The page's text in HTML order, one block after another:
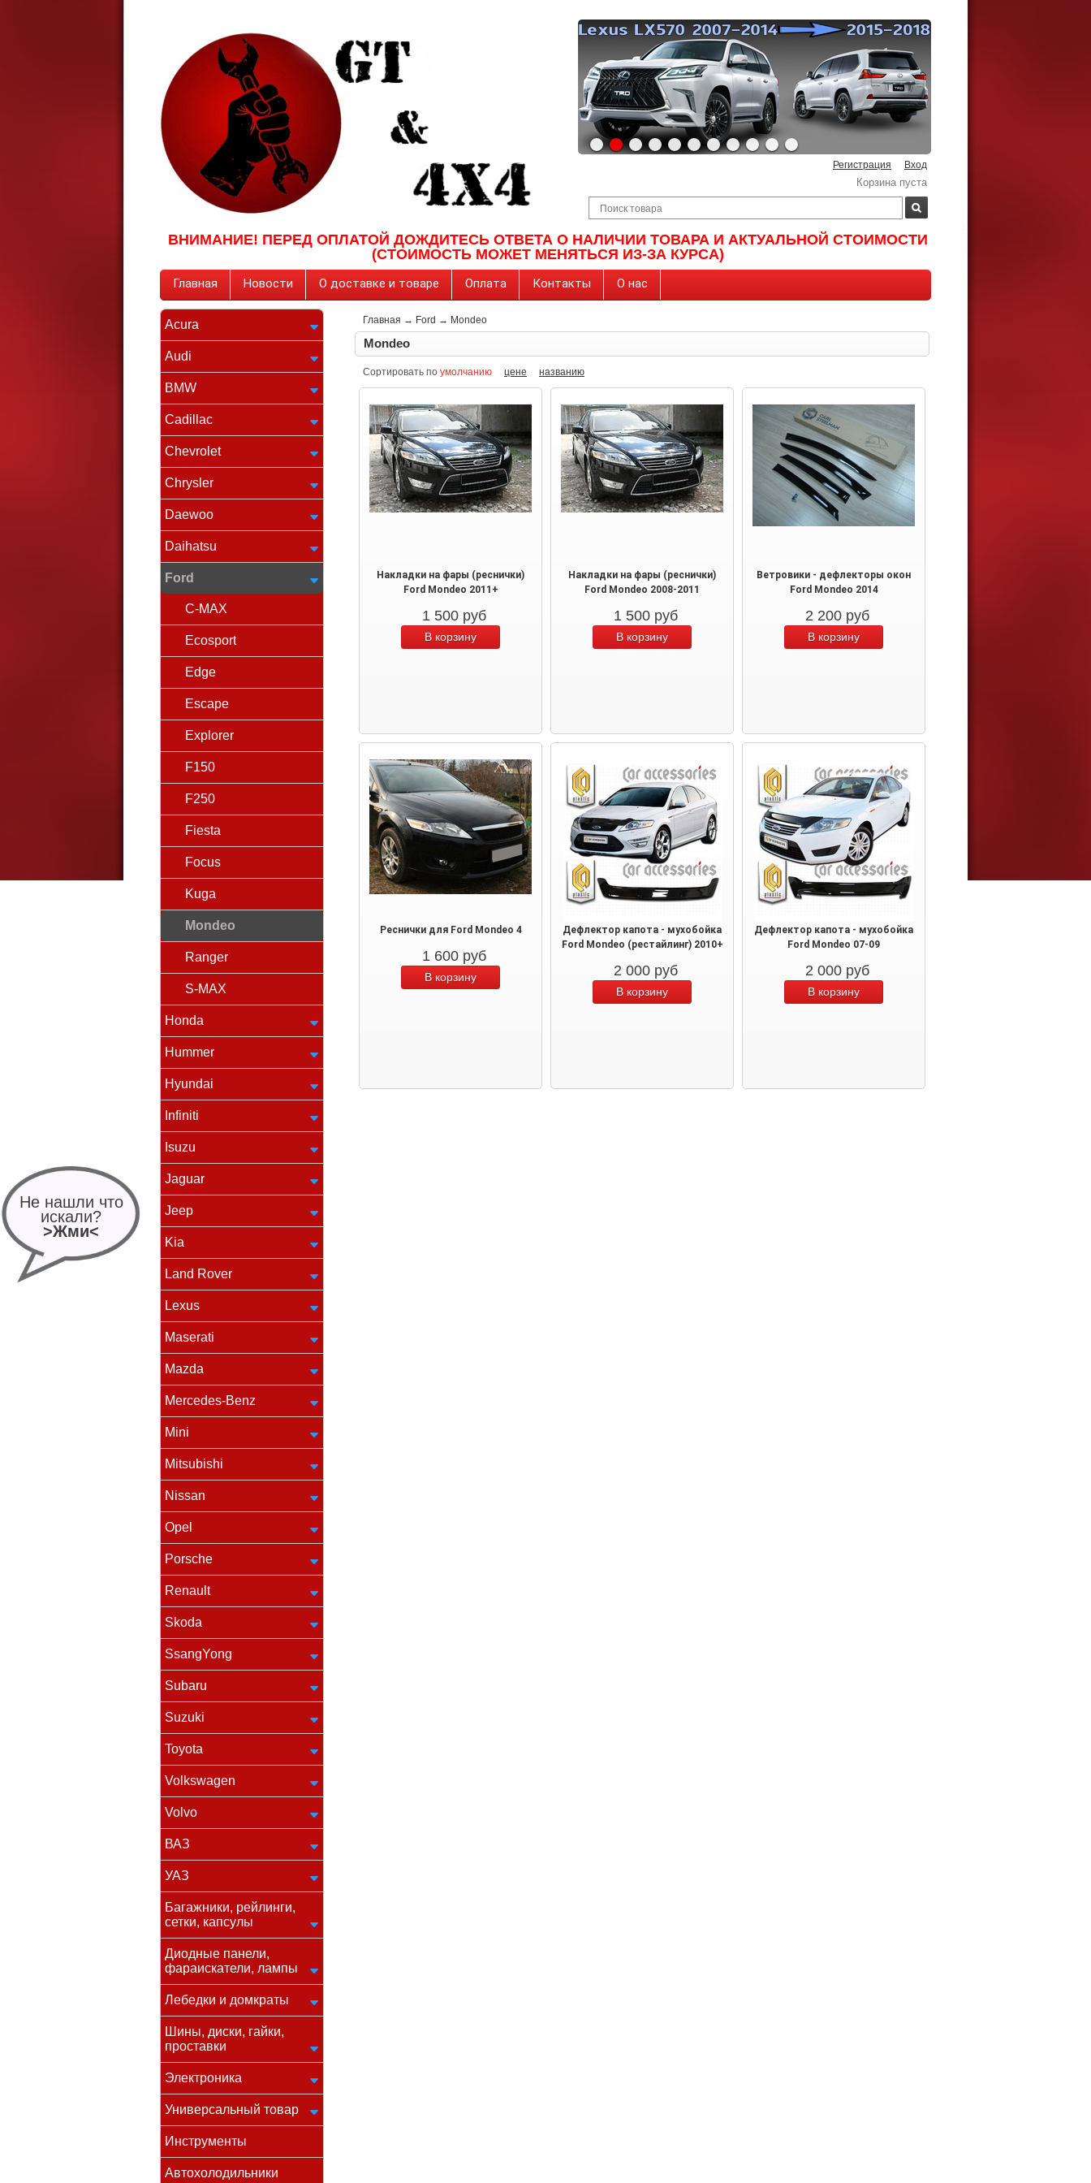
Не нашли что
искали?
>Жми<
Регистрация Вход
Корзина пуста
ВНИМАНИЕ! ПЕРЕД ОПЛАТОЙ ДОЖДИТЕСЬ ОТВЕТА О НАЛИЧИИ ТОВАРА И АКТУАЛЬНОЙ СТОИМОСТИ
(СТОИМОСТЬ МОЖЕТ МЕНЯТЬСЯ ИЗ-ЗА КУРСА)
Главная Новости О доставке и товаре Оплата Контакты О нас
Acura
Audi
BMW
Cadillac
Chevrolet
Chrysler
Daewoo
Daihatsu
Ford
C-MAX
Ecosport
Edge
Escape
Explorer
F150
F250
Fiesta
Focus
Kuga
Mondeo
Ranger
S-MAX
Honda
Hummer
Hyundai
Infiniti
Isuzu
Jaguar
Jeep
Kia
Land Rover
Lexus
Maserati
Mazda
Mercedes-Benz
Mini
Mitsubishi
Nissan
Opel
Porsche
Renault
Skoda
SsangYong
Subaru
Suzuki
Toyota
Volkswagen
Volvo
ВАЗ
УАЗ
Багажники, рейлинги,
сетки, капсулы
Диодные панели,
фараискатели, лампы
Лебедки и домкраты
Шины, диски, гайки,
проставки
Электроника
Универсальный товар
Инструменты
Автохолодильники
Главная → Ford → Mondeo
Mondeo
Сортировать по умолчанию цене названию
Накладки на фары (реснички)
Ford Mondeo 2011+
1 500 руб
Накладки на фары (реснички)
Ford Mondeo 2008-2011
1 500 руб
Ветровики - дефлекторы окон
Ford Mondeo 2014
2 200 руб
Реснички для Ford Mondeo 4
1 600 руб
Дефлектор капота - мухобойка
Ford Mondeo (рестайлинг) 2010+
2 000 руб
Дефлектор капота - мухобойка
Ford Mondeo 07-09
2 000 руб